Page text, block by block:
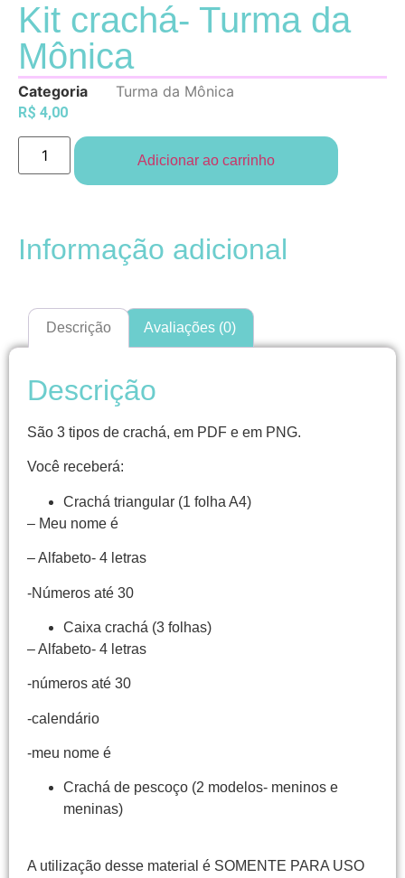
Kit crachá- Turma da
Mônica
Categoria Turma da Mônica
R$ 4,00
Adicionar ao carrinho
Informação adicional
Descrição Avaliações (0)
Descrição
São 3 tipos de crachá, em PDF e em PNG.
Você receberá:
Crachá triangular (1 folha A4)
– Meu nome é
– Alfabeto- 4 letras
-Números até 30
Caixa crachá (3 folhas)
– Alfabeto- 4 letras
-números até 30
-calendário
-meu nome é
Crachá de pescoço (2 modelos- meninos e
meninas)
A utilização desse material é SOMENTE PARA USO